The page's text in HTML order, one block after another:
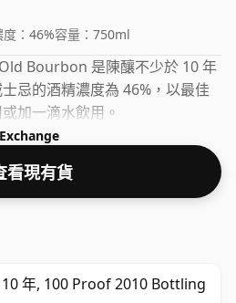
： 46%容量： 750ml
Bourbon 是陳釀不少於 10 年
忌的酒精濃度為 46%，以最佳
加一滴水飲用。
看現有貨
年, 100 Proof 2010 Bottling